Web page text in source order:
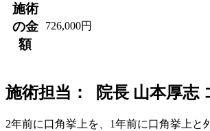
施術
の金
額
726,000円
施術担当： 院長 山本厚志
2年前に口角挙上を、1年前に口角挙上と